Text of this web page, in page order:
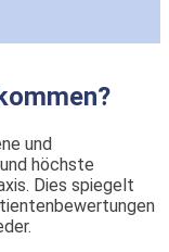
und
höchste
Dies spiegelt